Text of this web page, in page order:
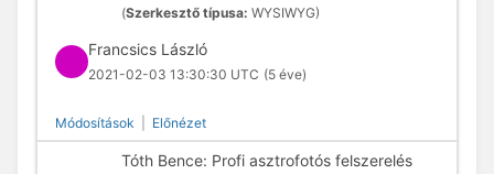
(Szerkesztő típusa: WYSIWYG)
Francsics László
2021-02-03 13:30:30 UTC (5 éve)
Módosítások Előnézet
Tóth Bence: Profi asztrofotós felszerelés